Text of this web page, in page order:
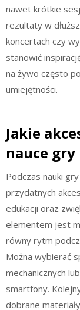
nawet krótkie
rezultaty w
koncertach czy
stanowić
na żywo często
umiejętności.
Jakie
nauce
Podczas nauki
przydatnych
edukacji oraz
elementem jest
równy rytm
Można wybierać
mechanicznych
smartfony.
dobrane